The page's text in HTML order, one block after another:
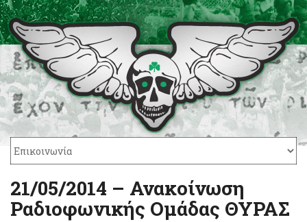
21/05/2014 – Ανακοίνωση
Ραδιοφωνικής Ομάδας ΘΥΡΑΣ